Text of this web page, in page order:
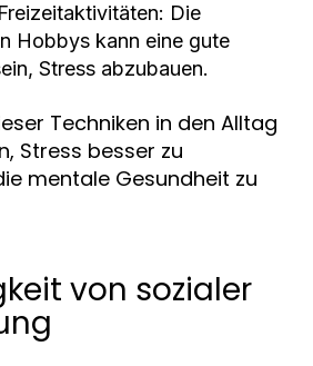
Die
Hobbys kann eine gute
Stress abzubauen.
Techniken in den Alltag
Stress besser zu
mentale Gesundheit zu
von sozialer